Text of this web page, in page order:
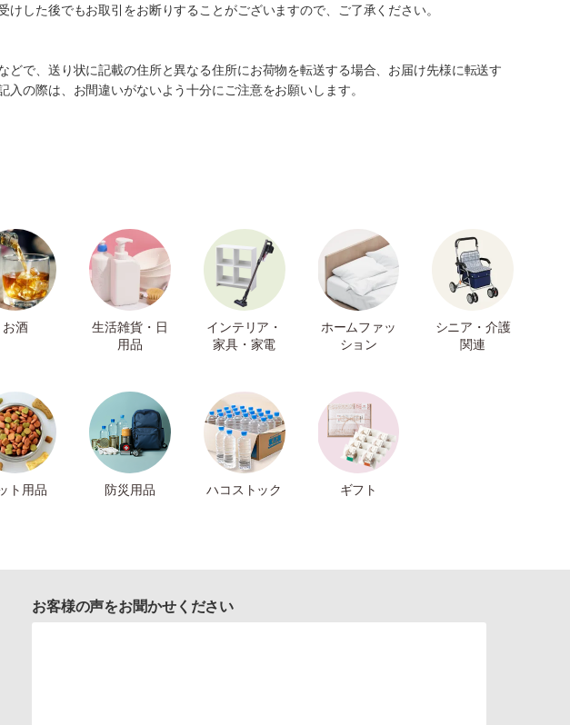
した後でもお取引をお断りすることがございますので、ご了承ください。
で、送り状に記載の住所と異なる住所にお荷物を転送する場合、お届け先様に転送す
の際は、お間違いがないよう十分にご注意をお願いします。
お酒
生活雑貨・日
用品
インテリア・
家具・家電
ホームファッ
ション
シニア・介護
関連
ト用品 防災用品 ハコストック ギフト
お客様の声をお聞かせください